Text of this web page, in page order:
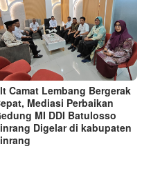
Camat Lembang Bergerak
Mediasi Perbaikan
MI DDI Batulosso
Digelar di kabupaten